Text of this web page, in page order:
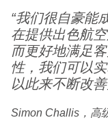
“我们很自豪能
在提供出色航
而更好地满足
性，我们可以
以此来不断改
Simon Challis，高